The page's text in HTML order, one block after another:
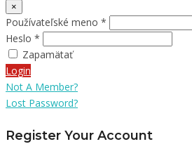
×
Používateľské meno *
Heslo *
Zapamätať
Login
Not A Member?
Lost Password?
Register Your Account